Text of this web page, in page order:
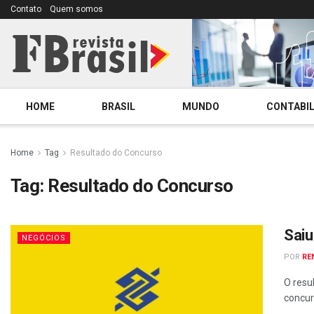
Contato Quem somos
HOME BRASIL MUNDO
Home Tag Resultado do Concurso
Tag: Resultado do Concurso
NEGÓCIOS
POR
O